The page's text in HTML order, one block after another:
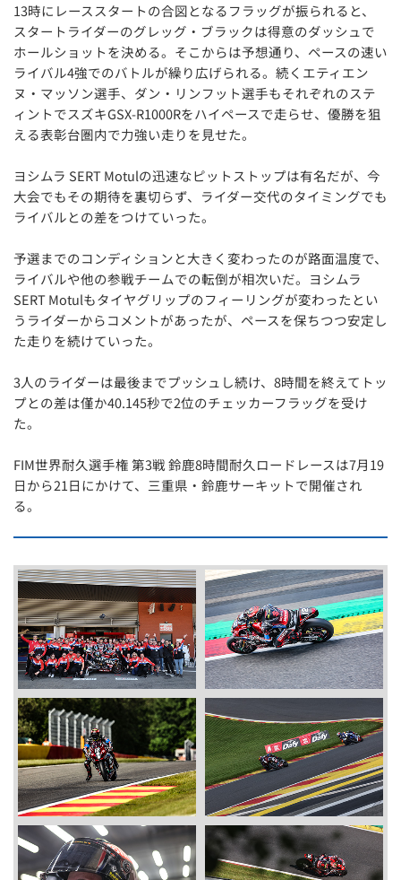
13時にレーススタートの合図となるフラッグが振られると、
スタートライダーのグレッグ・ブラックは得意のダッシュで
ホールショットを決める。そこからは予想通り、ペースの速い
ライバル4強でのバトルが繰り広げられる。続くエティエン
ヌ・マッソン選手、ダン・リンフット選手もそれぞれのステ
ィントでスズキGSX-R1000Rをハイペースで走らせ、優勝を狙
える表彰台圏内で力強い走りを見せた。
ヨシムラ SERT Motulの迅速なピットストップは有名だが、今
大会でもその期待を裏切らず、ライダー交代のタイミングでも
ライバルとの差をつけていった。
予選までのコンディションと大きく変わったのが路面温度で、
ライバルや他の参戦チームでの転倒が相次いだ。ヨシムラ
SERT Motulもタイヤグリップのフィーリングが変わったとい
うライダーからコメントがあったが、ペースを保ちつつ安定し
た走りを続けていった。
3人のライダーは最後までプッシュし続け、8時間を終えてトッ
プとの差は僅か40.145秒で2位のチェッカーフラッグを受け
た。
FIM世界耐久選手権 第3戦 鈴鹿8時間耐久ロードレースは7月19
日から21日にかけて、三重県・鈴鹿サーキットで開催され
る。